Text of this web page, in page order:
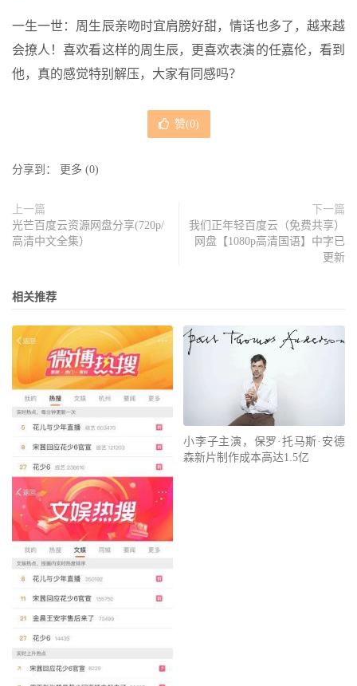
一生一世：周生辰亲吻时宜肩膀好甜，情话也多了，越来越
会撩人！喜欢看这样的周生辰，更喜欢表演的任嘉伦，看到
他，真的感觉特别解压，大家有同感吗？
赞(0)
分享到： 更多 (0)
上一篇
光芒百度云资源网盘分享(720p/
高清中文全集）
下一篇
我们正年轻百度云（免费共享）
网盘【1080p高清国语】中字已
更新
相关推荐
小李子主演，保罗·托马斯·安德
森新片制作成本高达1.5亿